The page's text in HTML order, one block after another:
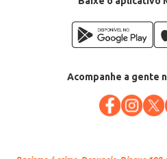
Acompanhe a gente